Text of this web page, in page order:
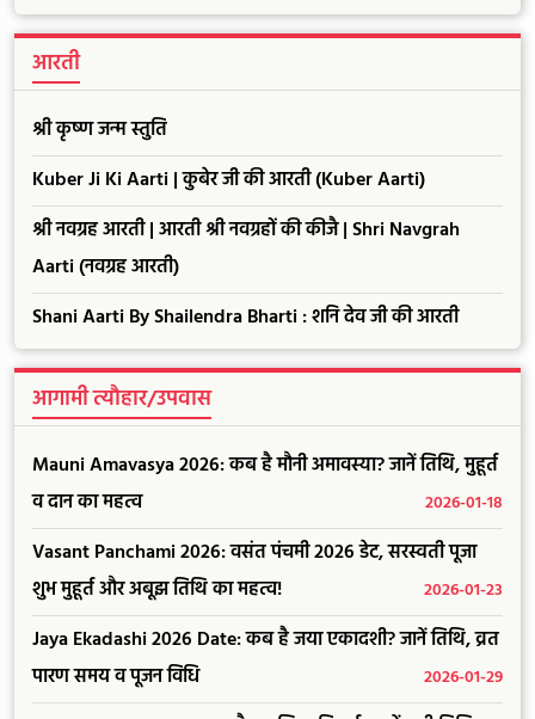
आरती
श्री कृष्ण जन्म स्तुति
Kuber Ji Ki Aarti | कुबेर जी की आरती (Kuber Aarti)
श्री नवग्रह आरती | आरती श्री नवग्रहों की कीजै | Shri Navgrah
Aarti (नवग्रह आरती)
Shani Aarti By Shailendra Bharti : शनि देव जी की आरती
आगामी त्यौहार/उपवास
Mauni Amavasya 2026: कब है मौनी अमावस्या? जानें तिथि, मुहूर्त
व दान का महत्व
2026-01-18
Vasant Panchami 2026: वसंत पंचमी 2026 डेट, सरस्वती पूजा
शुभ मुहूर्त और अबूझ तिथि का महत्व!
2026-01-23
Jaya Ekadashi 2026 Date: कब है जया एकादशी? जानें तिथि, व्रत
पारण समय व पूजन विधि
2026-01-29